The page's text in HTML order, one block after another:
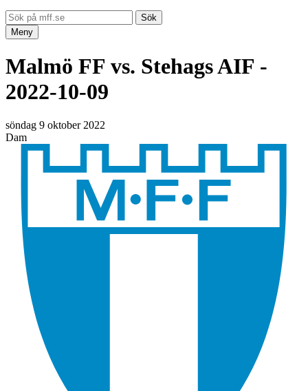
Meny
Malmö FF vs. Stehags AIF -
2022-10-09
söndag 9 oktober 2022
Dam